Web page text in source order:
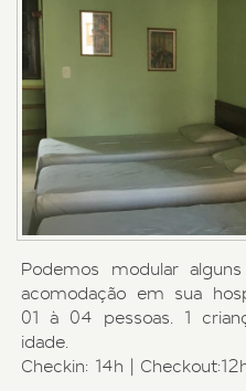
Podemos modular
acomodação em sua
01 à 04 pessoas. 1
idade.
Checkin: 14h |